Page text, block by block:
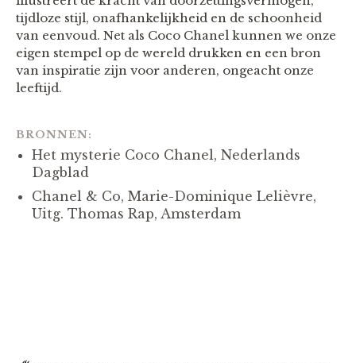
tijdloze stijl, onafhankelijkheid en de schoonheid
van eenvoud. Net als Coco Chanel kunnen we onze
eigen stempel op de wereld drukken en een bron
van inspiratie zijn voor anderen, ongeacht onze
leeftijd.
BRONNEN:
Het mysterie Coco Chanel, Nederlands
Dagblad
Chanel & Co, Marie-Dominique Lelièvre,
Uitg. Thomas Rap, Amsterdam